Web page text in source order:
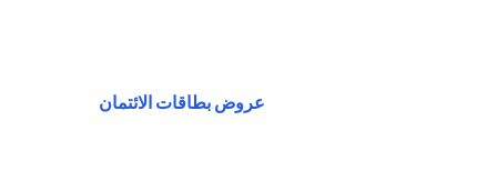
عروض بطاقات الائتمان